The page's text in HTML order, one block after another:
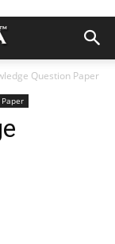
Question Paper